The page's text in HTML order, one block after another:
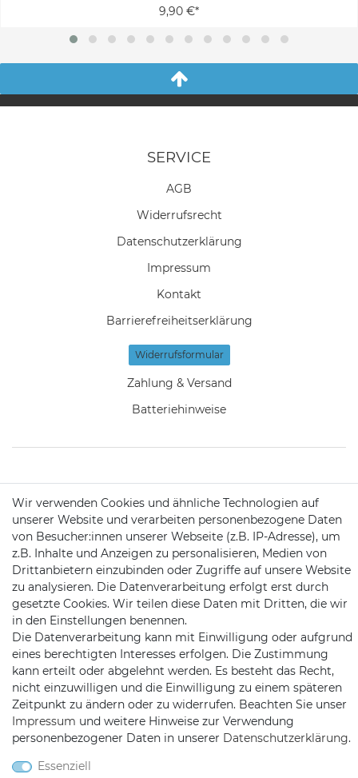
9,90 €*
SERVICE
AGB
Widerrufs­recht
Daten­schutz­erklärung
Impressum
Kontakt
Barrierefreiheitserklärung
Widerrufs­formular
Zahlung & Versand
Batteriehinweise
Telefon:09721 / 9453362
Mail:info@satshopping.de
Kopenhagenstr. 4
97424 Schweinfurt
Wir verwenden Cookies und ähnliche Technologien auf
unserer Website und verarbeiten personenbezogene Daten
von Besucher:innen unserer Webseite (z.B. IP-Adresse), um
z.B. Inhalte und Anzeigen zu personalisieren, Medien von
Drittanbietern einzubinden oder Zugriffe auf unsere Website
zu analysieren. Die Datenverarbeitung erfolgt erst durch
gesetzte Cookies. Wir teilen diese Daten mit Dritten, die wir
in den Einstellungen benennen.
Die Datenverarbeitung kann mit Einwilligung oder aufgrund
eines berechtigten Interesses erfolgen. Die Zustimmung
kann erteilt oder abgelehnt werden. Es besteht das Recht,
nicht einzuwilligen und die Einwilligung zu einem späteren
Zeitpunkt zu ändern oder zu widerrufen. Beachten Sie unser
Impressum und weitere Hinweise zur Verwendung
personenbezogener Daten in unserer Daten­schutz­erklärung.
Essenziell